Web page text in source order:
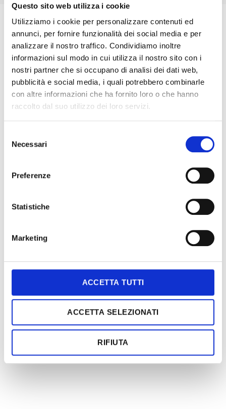
Questo sito web utilizza i cookie
Utilizziamo i cookie per personalizzare contenuti ed
annunci, per fornire funzionalità dei social media e per
analizzare il nostro traffico. Condividiamo inoltre
informazioni sul modo in cui utilizza il nostro sito con i
nostri partner che si occupano di analisi dei dati web,
pubblicità e social media, i quali potrebbero combinarle
con altre informazioni che ha fornito loro o che hanno
raccolto dal suo utilizzo dei loro servizi.
delNecessari
Preferenze
Statistiche
Marketing
ACCETTA TUTTI
ACCETTA SELEZIONATI
RIFIUTA
BOLSA
OPTIONAL
Forma de almohada
Lateral-reforzado